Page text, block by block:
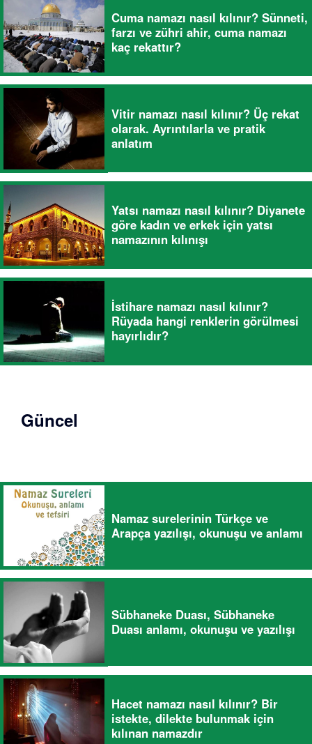
Cuma namazı nasıl kılınır? Sünneti,
farzı ve zühri ahir, cuma namazı
kaç rekattır?
Vitir namazı nasıl kılınır? Üç rekat
olarak. Ayrıntılarla ve pratik
anlatım
Yatsı namazı nasıl kılınır? Diyanete
göre kadın ve erkek için yatsı
namazının kılınışı
İstihare namazı nasıl kılınır?
Rüyada hangi renklerin görülmesi
hayırlıdır?
Güncel
Namaz surelerinin Türkçe ve
Arapça yazılışı, okunuşu ve anlamı
Sübhaneke Duası, Sübhaneke
Duası anlamı, okunuşu ve yazılışı
Hacet namazı nasıl kılınır? Bir
istekte, dilekte bulunmak için
kılınan namazdır